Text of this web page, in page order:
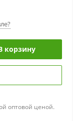
корзину
оптовой ценой.